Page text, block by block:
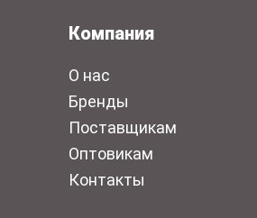
Компания
О нас
Бренды
Поставщикам
Оптовикам
Контакты